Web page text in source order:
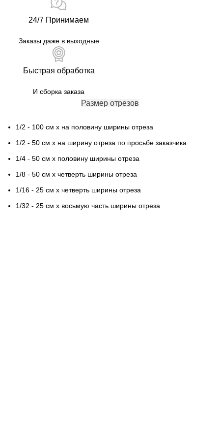
24/7 Принимаем
Заказы даже в выходные
Быстрая обработка
И сборка заказа
Размер отрезов
1/2 - 100 см х на половину ширины отреза
1/2 - 50 см х на ширину отреза по просьбе заказчика
1/4 - 50 см х половину ширины отреза
1/8 - 50 см х четверть ширины отреза
1/16 - 25 см х четверть ширины отреза
1/32 - 25 см х восьмую часть ширины отреза